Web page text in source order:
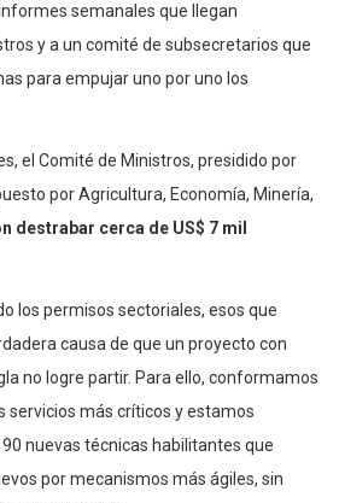
semanales que llegan
y a un comité de subsecretarios que
para empujar uno por uno los
el Comité de Ministros, presidido por
por Agricultura, Economía, Minería,
destrabar cerca de US$ 7 mil
los permisos sectoriales, esos que
causa de que un proyecto con
no logre partir. Para ello, conformamos
servicios más críticos y estamos
nuevas técnicas habilitantes que
por mecanismos más ágiles, sin